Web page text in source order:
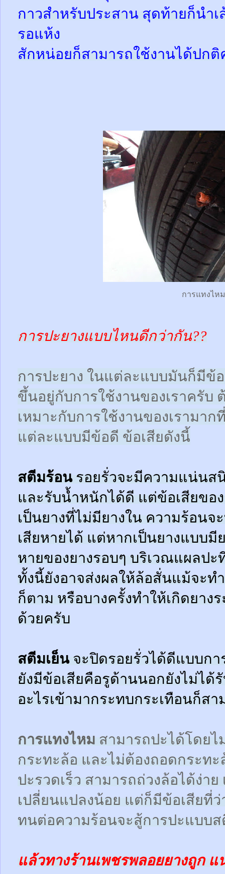
กาวสำหรับประสาน สุดท้ายก็นำเ
รอแห้ง
สักหน่อยก็สามารถใช้งานได้ปกติ
การแทงไหม
การปะยางแบบไหนดีกว่ากัน??
การปะยาง ในแต่ละแบบมันก็มีข้
ขึ้นอยู่กับการใช้งานของเราครับ
เหมาะกับการใช้งานของเรามา
แต่ละแบบมีข้อดี ข้อเสียดังนี้
สตีมร้อนรอยรั่วจะมีความแน่นส
และรับน้ำหนักได้ดี แต่ข้อเสียขอ
เป็นยางที่ไม่มียางใน ความร้อนจ
เสียหายได้ แต่หากเป็นยางแบบมี
หายของยางรอบๆ บริเวณแผลป
ทั้งนี้ยังอาจส่งผลให้ล้อสั่นแม้จะท
ก็ตาม หรือบางครั้งทำให้เกิดยา
ด้วยครับ
สตีมเย็นจะปิดรอยรั่วได้ดีแบบก
ยังมีข้อเสียคือรูด้านนอกยังไม่ได้
อะไรเข้ามากระทบกระเทือนก็ส
การแทงไหม สามารถปะได้โดยไ
กระทะล้อ และไม่ต้องถอดกระทะ
ปะรวดเร็ว สามารถถ่วงล้อได้ง่า
เปลี่ยนแปลงน้อย แต่ก็มีข้อเสียที่
ทนต่อความร้อนจะสู้การปะแบบ
แล้วทางร้านเพชรพลอยยางถูก